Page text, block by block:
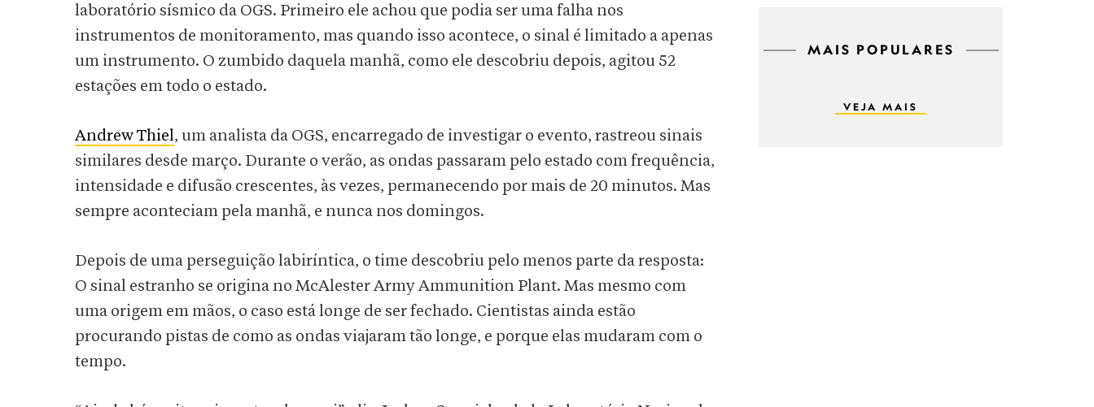
laboratório sísmico da OGS. Primeiro ele achou que podia ser uma falha nos
instrumentos de monitoramento, mas quando isso acontece, o sinal é limitado a apenas
um instrumento. O zumbido daquela manhã, como ele descobriu depois, agitou 52
estações em todo o estado.
Andrew Thiel, um analista da OGS, encarregado de investigar o evento, rastreou sinais
similares desde março. Durante o verão, as ondas passaram pelo estado com frequência,
intensidade e difusão crescentes, às vezes, permanecendo por mais de 20 minutos. Mas
sempre aconteciam pela manhã, e nunca nos domingos.
Depois de uma perseguição labiríntica, o time descobriu pelo menos parte da resposta:
O sinal estranho se origina no McAlester Army Ammunition Plant. Mas mesmo com
uma origem em mãos, o caso está longe de ser fechado. Cientistas ainda estão
procurando pistas de como as ondas viajaram tão longe, e porque elas mudaram com o
tempo.
MAIS POPULARES
VEJA MAIS